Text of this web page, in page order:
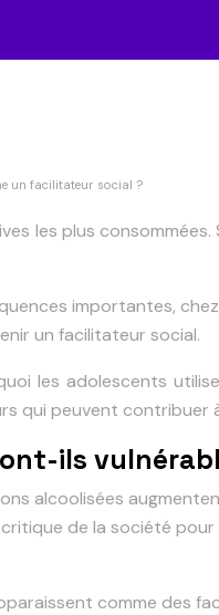
un facilitateur social ?
les plus
importantes,
un facilitateur social.
les adolescents
qui peuvent contribuer
ils
alcoolisées
de la société
comme